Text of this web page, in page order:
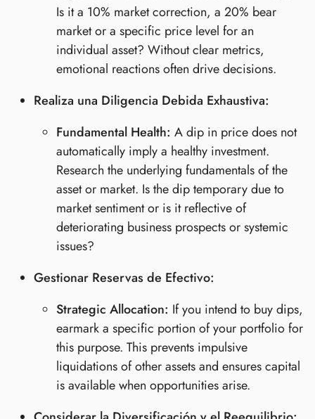
Is it a 10% market correction, a 20% bear
market or a specific price level for an
individual asset? Without clear metrics,
emotional reactions often drive decisions.
Realiza una Diligencia Debida Exhaustiva:
Fundamental Health: A dip in price does not
automatically imply a healthy investment.
Research the underlying fundamentals of the
asset or market. Is the dip temporary due to
market sentiment or is it reflective of
deteriorating business prospects or systemic
issues?
Gestionar Reservas de Efectivo:
Strategic Allocation: If you intend to buy dips,
earmark a specific portion of your portfolio for
this purpose. This prevents impulsive
liquidations of other assets and ensures capital
is available when opportunities arise.